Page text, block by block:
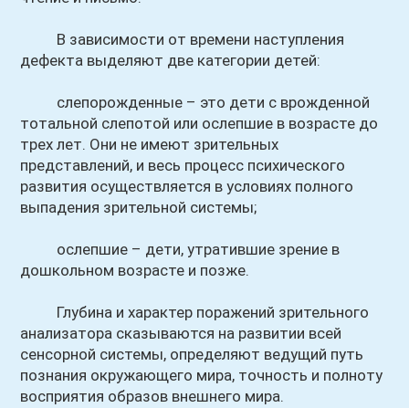
В зависимости от времени наступления
дефекта выделяют две категории детей:
слепорожденные – это дети с врожденной
тотальной слепотой или ослепшие в возрасте до
трех лет. Они не имеют зрительных
представлений, и весь процесс психического
развития осуществляется в условиях полного
выпадения зрительной системы;
ослепшие – дети, утратившие зрение в
дошкольном возрасте и позже.
Глубина и характер поражений зрительного
анализатора сказываются на развитии всей
сенсорной системы, определяют ведущий путь
познания окружающего мира, точность и полноту
восприятия образов внешнего мира.